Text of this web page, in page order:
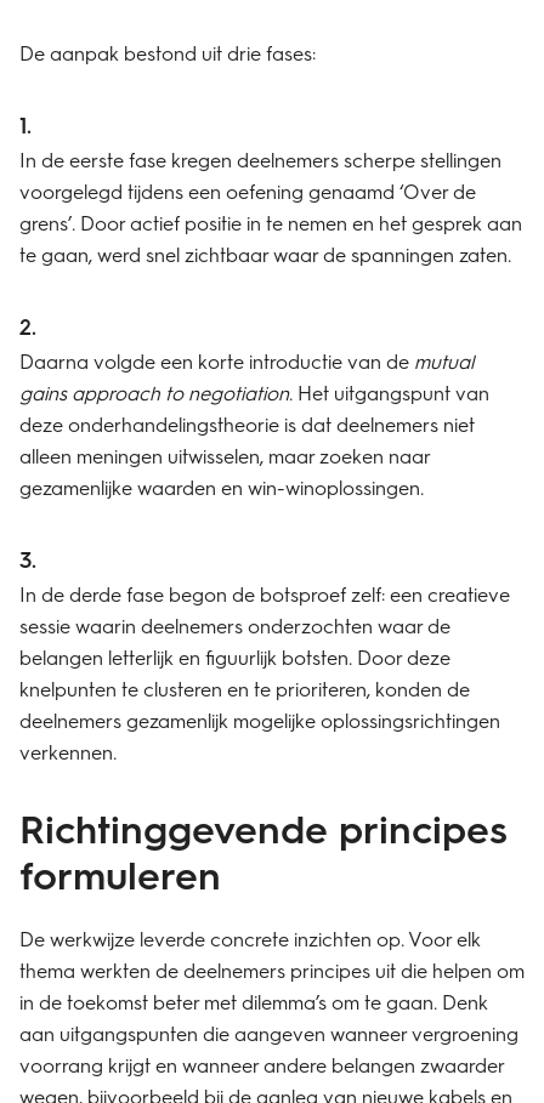
De aanpak bestond uit drie fases:
In de eerste fase kregen deelnemers scherpe stellingen
voorgelegd tijdens een oefening genaamd ‘Over de
grens’. Door actief positie in te nemen en het gesprek aan
te gaan, werd snel zichtbaar waar de spanningen zaten.
Daarna volgde een korte introductie van de mutual
gains approach to negotiation. Het uitgangspunt van
deze onderhandelingstheorie is dat deelnemers niet
alleen meningen uitwisselen, maar zoeken naar
gezamenlijke waarden en win-winoplossingen.
In de derde fase begon de botsproef zelf: een creatieve
sessie waarin deelnemers onderzochten waar de
belangen letterlijk en figuurlijk botsten. Door deze
knelpunten te clusteren en te prioriteren, konden de
deelnemers gezamenlijk mogelijke oplossingsrichtingen
verkennen.
Richtinggevende principes
formuleren
De werkwijze leverde concrete inzichten op. Voor elk
thema werkten de deelnemers principes uit die helpen om
in de toekomst beter met dilemma’s om te gaan. Denk
aan uitgangspunten die aangeven wanneer vergroening
voorrang krijgt en wanneer andere belangen zwaarder
wegen, bijvoorbeeld bij de aanleg van nieuwe kabels en